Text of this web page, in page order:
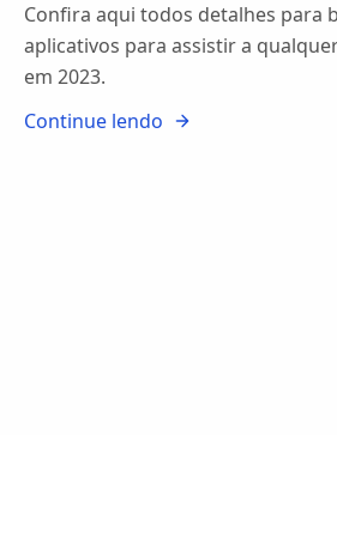
Confira aqui todos detalhes para
aplicativos para assistir a
em 2023.
Continue lendo